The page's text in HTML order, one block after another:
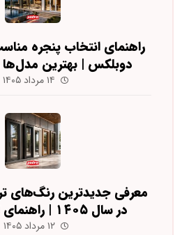
راهنمای انتخاب پنجره
دوبلکس | بهترین
۱۴ مرداد ۱۴۰۵
معرفی جدیدترین رنگ‌های
در سال ۱۴۰۵ | راهنمای انتخاب رنگ
۱۲ مرداد ۱۴۰۵